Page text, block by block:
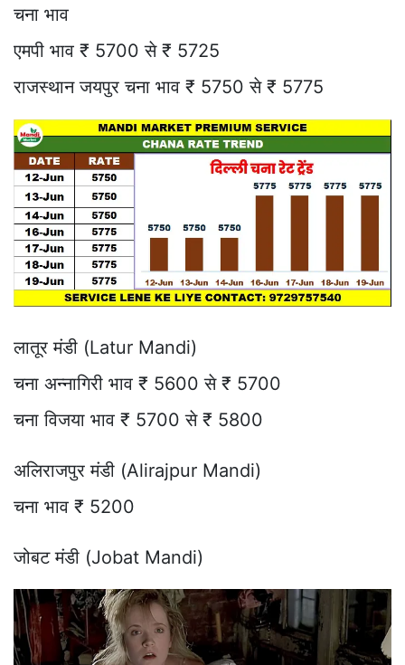
चना भाव
एमपी भाव ₹ 5700 से ₹ 5725
राजस्थान जयपुर चना भाव ₹ 5750 से ₹ 5775
लातूर मंडी (Latur Mandi)
चना अन्नागिरी भाव ₹ 5600 से ₹ 5700
चना विजया भाव ₹ 5700 से ₹ 5800
अलिराजपुर मंडी (Alirajpur Mandi)
चना भाव ₹ 5200
जोबट मंडी (Jobat Mandi)